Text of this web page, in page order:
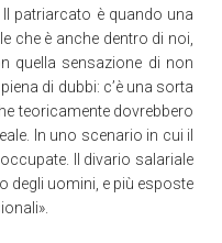
patriarcato è quando una
che è anche dentro di noi,
quella sensazione di non
di dubbi: c’è una sorta
teoricamente dovrebbero
In uno scenario in cui il
Il divario salariale
degli uomini, e più esposte